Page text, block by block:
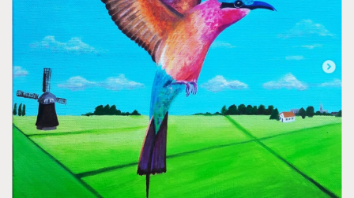
CONTACT DONEER NU!